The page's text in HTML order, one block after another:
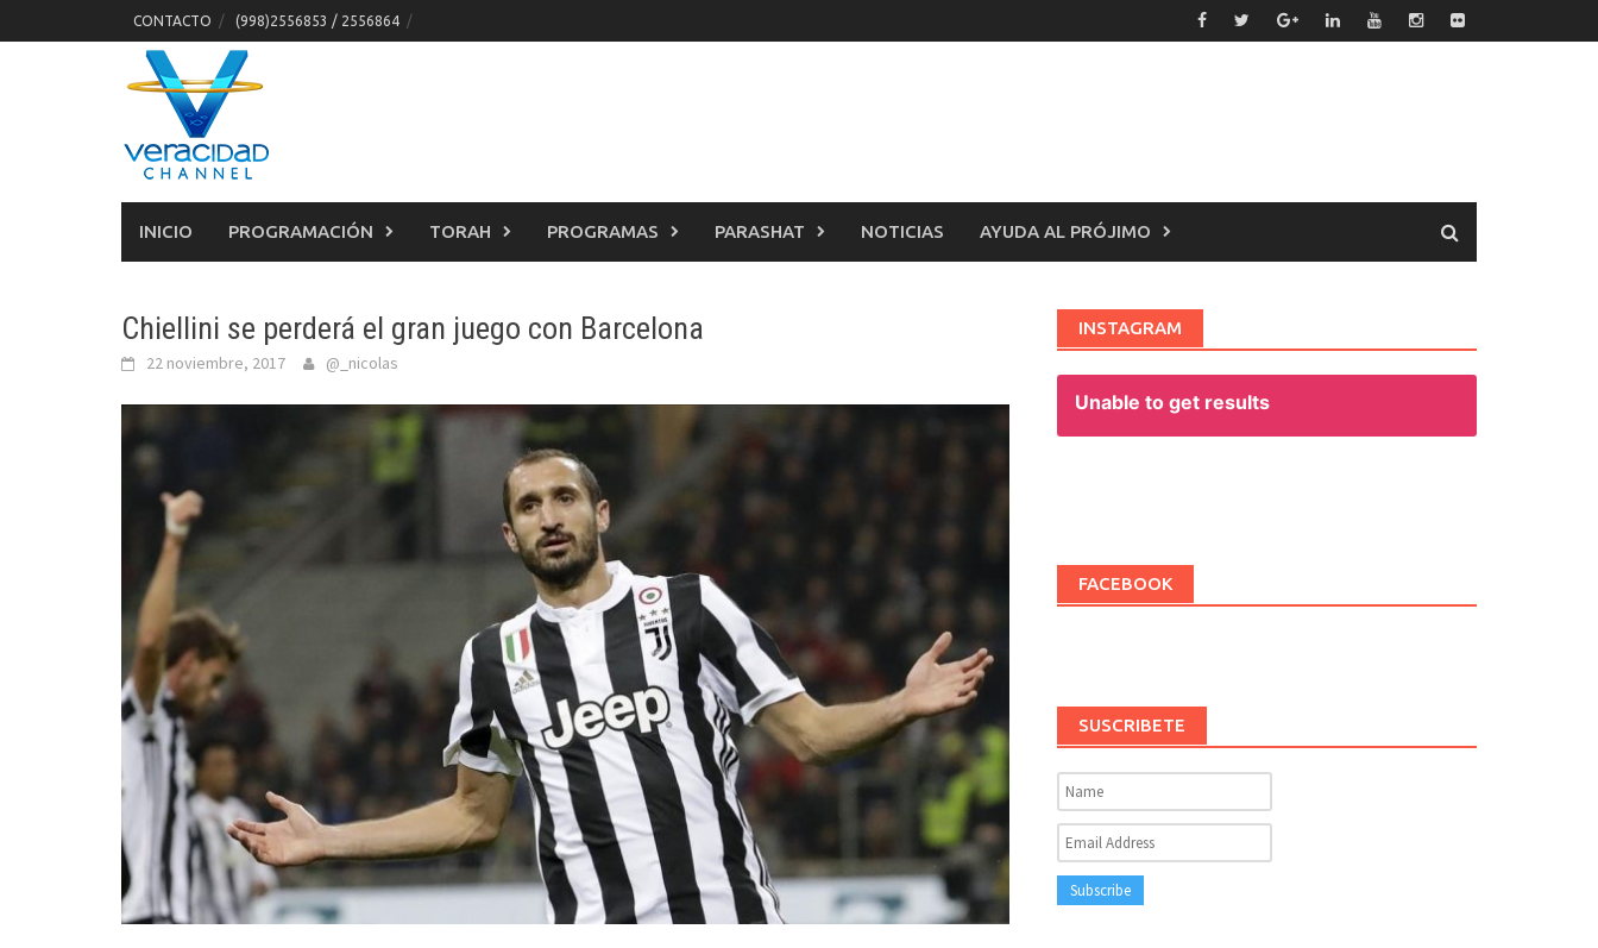
to
CONTACTO (998)2556853 / 2556864
INICIO PROGRAMACIÓN TORAH PROGRAMAS PARASHAT NOTICIAS AYUDA AL PRÓJIMO
Chiellini se perderá el gran juego con Barcelona
22 noviembre, 2017 @_nicolas
INSTAGRAM
Unable to get results
FACEBOOK
SUSCRIBETE